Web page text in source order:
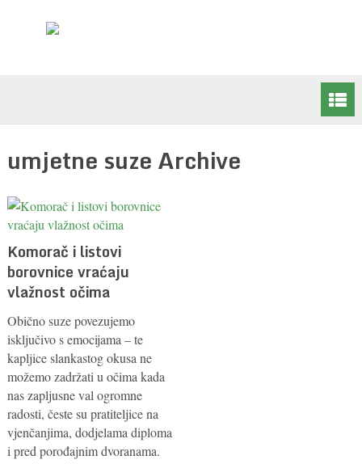
umjetne suze Archive
Komorač i listovi
borovnice vraćaju
vlažnost očima
Obično suze povezujemo
isključivo s emocijama – te
kapljice slankastog okusa ne
možemo zadržati u očima kada
nas zapljusne val ogromne
radosti, česte su pratiteljice na
vjenčanjima, dodjelama diploma
i pred porođajnim dvoranama.